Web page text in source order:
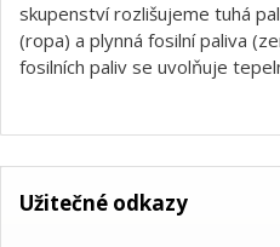
skupenství rozlišujeme tuhá
(ropa) a plynná fosilní paliva
fosilních paliv se uvolňuje
Užitečné odkazy